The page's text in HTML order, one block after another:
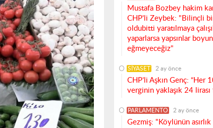
Mustafa Bozbey hakim
CHP'li Zeybek: "Bilinçli
oldubitti yaratılmaya
yaparlarsa yapsınlar boyun
eğmeyeceğiz"
SİYASET 2 ay önce
CHP’li Aşkın Genç: “Her
verginin yaklaşık 24
PARLAMENTO 2 ay önce
Gezmiş: "Köylünün